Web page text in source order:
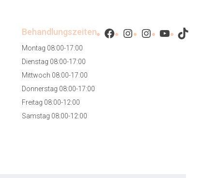
Behandlungszeiten
Montag 08:00-17:00
Dienstag 08:00-17:00
Mittwoch 08:00-17:00
Donnerstag 08:00-17:00
Freitag 08:00-12:00
Samstag 08:00-12:00
Facebook
Instagram
Instagram
YouTube
TikTok